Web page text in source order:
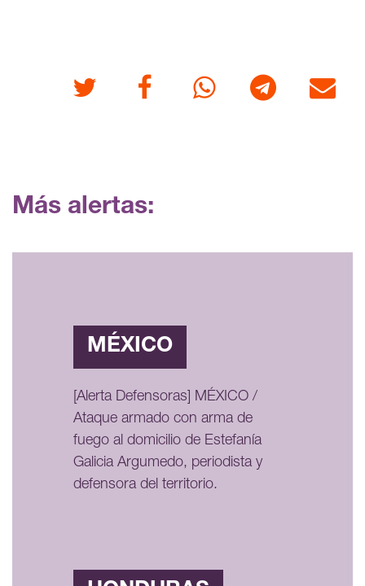
Twitter FacebookWhatsappTelegram Correo
Más alertas:
MÉXICO
[Alerta Defensoras] MÉXICO /
Ataque armado con arma de
fuego al domicilio de Estefanía
Galicia Argumedo, periodista y
defensora del territorio.